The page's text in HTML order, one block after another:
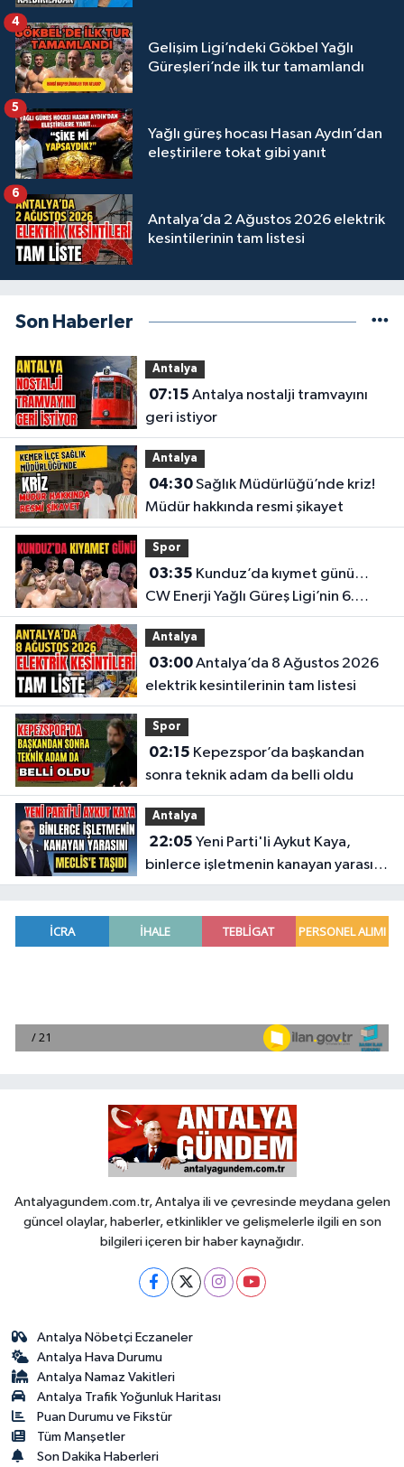
Gelişim Ligi’ndeki Gökbel Yağlı
Güreşleri’nde ilk tur tamamlandı
4
Yağlı güreş hocası Hasan Aydın’dan
eleştirilere tokat gibi yanıt
5
Antalya’da 2 Ağustos 2026 elektrik
kesintilerinin tam listesi
6
Son Haberler
Antalya
07:15
geri istiyor
Antalya
04:30Sağlık Müdürlüğü’nde kriz!
Müdür hakkında resmi şikayet
Spor
03:35
CW Enerji Yağlı Güreş Ligi’nin 6.
Etabı öncesi nefesler tutuldu
Antalya
03:00Antalya’da 8 Ağustos 2026
elektrik kesintilerinin tam listesi
Spor
02:15
sonra teknik adam da belli oldu
Antalya
22:05
binlerce işletmenin kanayan yarasını
Meclis'e taşıdı
Antalyagundem.com.tr, Antalya ili ve çevresinde meydana gelen
güncel olaylar, haberler, etkinlikler ve gelişmelerle ilgili en son
bilgileri içeren bir haber kaynağıdır.
Antalya Nöbetçi Eczaneler
Antalya Hava Durumu
Antalya Namaz Vakitleri
Antalya Trafik Yoğunluk Haritası
Puan Durumu ve Fikstür
Tüm Manşetler
Son Dakika Haberleri